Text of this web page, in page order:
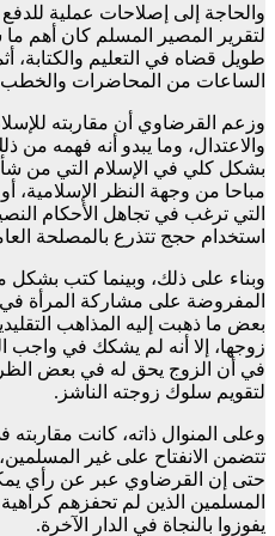
والحاجة إلى إصلاحات عملية
لتقرير المصير المسلم كان أهم
طويل قضاه في التعليم والكتابة،
الساعات من المحاضرات والخطب
وزعم القرضاوي أن مقاربته
والاعتدال، وما يبدو أنه فهمه من
بشكل كلي في الإسلام التي من
مباحا من وجهة النظر الإسلامية،
التي ترغب في تجاهل الأحكام
استخدام حجج تتذرع بالمصلحة
وبناء على ذلك، وبينما كتب بشكل
المفروضة على مشاركة المرأة في
بعض ما ذهبت إليه المذاهب
زوجها، إلا أنه لم يشكك في واجب
في أن الزوج يحق له في بعض
لتقويم سلوك زوجته الناشز.
وعلى المنوال ذاته، كانت مقاربته
تتضمن الانفتاح على غير
حتى إن القرضاوي عبر عن رأي
المسلمين الذين لم تحفزهم
يفوزوا بالنجاة في الدار الآخرة.